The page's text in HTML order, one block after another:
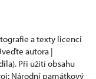
a texty licenci
autora |
Při užití obsahu
Národní památkový